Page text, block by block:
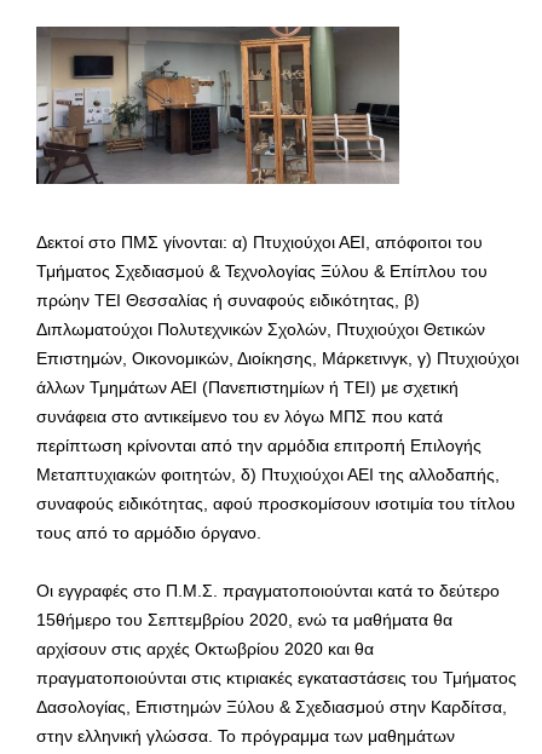
Δεκτοί στο ΠΜΣ γίνονται: α) Πτυχιούχοι ΑΕΙ, απόφοιτοι του
Τμήματος Σχεδιασμού & Τεχνολογίας Ξύλου & Επίπλου του
πρώην ΤΕΙ Θεσσαλίας ή συναφούς ειδικότητας, β)
Διπλωματούχοι Πολυτεχνικών Σχολών, Πτυχιούχοι Θετικών
Επιστημών, Οικονομικών, Διοίκησης, Μάρκετινγκ, γ) Πτυχιούχοι
άλλων Τμημάτων ΑΕΙ (Πανεπιστημίων ή ΤΕΙ) με σχετική
συνάφεια στο αντικείμενο του εν λόγω ΜΠΣ που κατά
περίπτωση κρίνονται από την αρμόδια επιτροπή Επιλογής
Μεταπτυχιακών φοιτητών, δ) Πτυχιούχοι ΑΕΙ της αλλοδαπής,
συναφούς ειδικότητας, αφού προσκομίσουν ισοτιμία του τίτλου
τους από το αρμόδιο όργανο.
Οι εγγραφές στο Π.Μ.Σ. πραγματοποιούνται κατά το δεύτερο
15θήμερο του Σεπτεμβρίου 2020, ενώ τα μαθήματα θα
αρχίσουν στις αρχές Οκτωβρίου 2020 και θα
πραγματοποιούνται στις κτιριακές εγκαταστάσεις του Τμήματος
Δασολογίας, Επιστημών Ξύλου & Σχεδιασμού στην Καρδίτσα,
στην ελληνική γλώσσα. Το πρόγραμμα των μαθημάτων